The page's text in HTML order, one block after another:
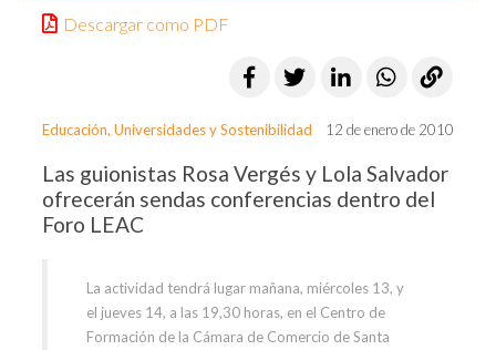
Descargar como PDF
Educación, Universidades y Sostenibilidad 12 de enero de 2010
Las guionistas Rosa Vergés y Lola Salvador
ofrecerán sendas conferencias dentro del
Foro LEAC
La actividad tendrá lugar mañana, miércoles 13, y
el jueves 14, a las 19,30 horas, en el Centro de
Formación de la Cámara de Comercio de Santa